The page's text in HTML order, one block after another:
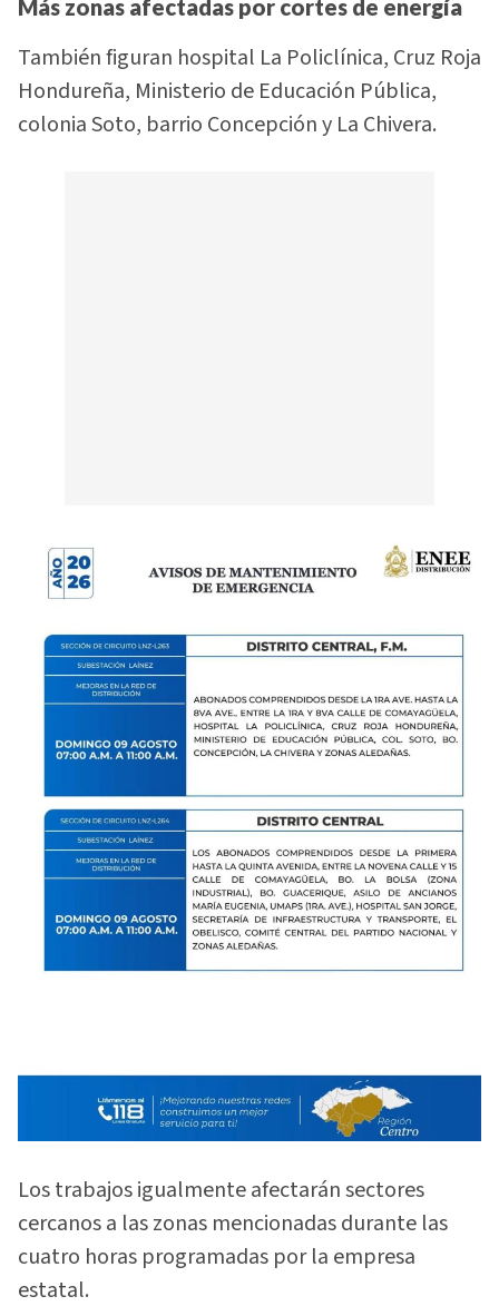
Más zonas afectadas por cortes de energía
También figuran hospital La Policlínica, Cruz Roja
Hondureña, Ministerio de Educación Pública,
colonia Soto, barrio Concepción y La Chivera.
Los trabajos igualmente afectarán sectores
cercanos a las zonas mencionadas durante las
cuatro horas programadas por la empresa
estatal.